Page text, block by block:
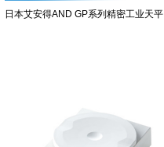
日本艾安得AND GP系列精密工业天平